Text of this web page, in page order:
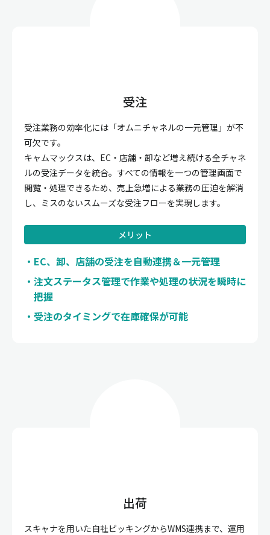
受注
受注業務の効率化には「オムニチャネルの一元管理」が不
可欠です。
キャムマックスは、EC・店舗・卸など増え続ける全チャネ
ルの受注データを統合。すべての情報を一つの管理画面で
閲覧・処理できるため、売上急増による業務の圧迫を解消
し、ミスのないスムーズな受注フローを実現します。
メリット
EC、卸、店舗の受注を自動連携＆一元管理
注文ステータス管理で作業や処理の状況を瞬時に
把握
受注のタイミングで在庫確保が可能
出荷
スキャナを用いた自社ピッキングからWMS連携まで、運用